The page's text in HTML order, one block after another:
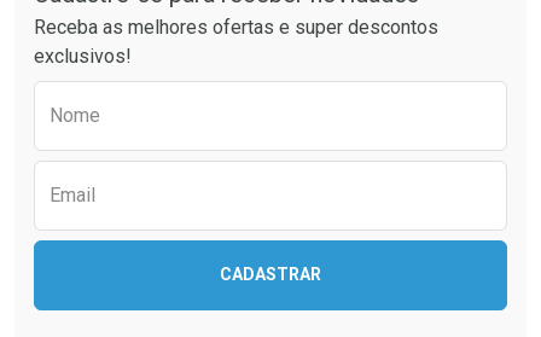
Comprar sem Desconto
Por R$ 133,99/cada
Comprar sem Desconto
Por R$ 133,99/cada
Comprar sem Desconto
Comprar sem Desconto
Receba as melhores ofertas e super descontos
exclusivos!
Nome
Email
CADASTRAR